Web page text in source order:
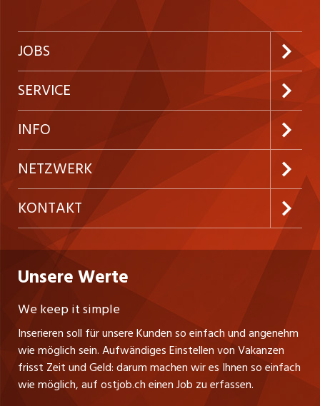
JOBS
Jobabo abonnieren
Neue Stellen
Festanstellungen
Temporäre Jobs
Freelance Jobs
Praktika
Lehrstellen
Führungspositionen
Management / Kader-Jobs
SERVICE
Kundenlogin
Inserieren
Firmen
Personalvermittler
INFO
Preise & Leistungen
AGB
Datenschutzerklärung
Nutzungsbedingungen
Stellenmeldepflicht
Schnittstelle
Impressum
NETZWERK
westjob.at
nicejob.de
myjob.ch
zentraljob.ch
jobbasel.ch
jobbern.ch
KONTAKT
CH Media Classifieds AG
Fürstenlandstrasse 122
CH-9001 St. Gallen
Tel. +41 71 272 73 80
info@ostjob.ch/inserate@ostjob.ch
Henrik Jasek
Leiter ostjob.ch
Unsere Werte
We keep it simple
Inserieren soll für unsere Kunden so einfach und angenehm
wie möglich sein. Aufwändiges Einstellen von Vakanzen
frisst Zeit und Geld: darum machen wir es Ihnen so einfach
wie möglich, auf ostjob.ch einen Job zu erfassen.